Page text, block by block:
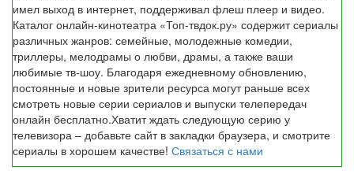
имел выход в интернет, поддерживал флеш плеер и видео.
Каталог онлайн-кинотеатра «Топ-твдок.ру» содержит сериалы
различных жанров: семейные, молодежные комедии,
триллеры, мелодрамы о любви, драмы, а также ваши
любимые тв-шоу. Благодаря ежедневному обновлению,
постоянные и новые зрители ресурса могут раньше всех
смотреть новые серии сериалов и выпуски телепередач
онлайн бесплатно.Хватит ждать следующую серию у
телевизора – добавьте сайт в закладки браузера, и смотрите
сериалы в хорошем качестве! Связаться с нами